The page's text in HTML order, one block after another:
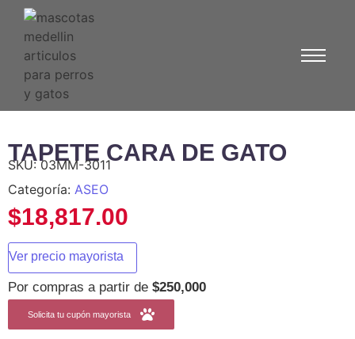
TAPETE CARA DE GATO
SKU:03MM-3011
Categoría: ASEO
$18,817.00
Ver precio mayorista
Por compras a partir de $250,000
Solicita tu cupón mayorista